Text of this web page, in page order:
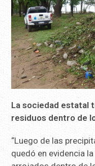
La sociedad estatal
residuos dentro de
“Luego de las
quedó en evidencia